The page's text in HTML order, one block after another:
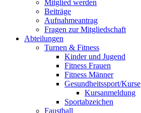
Mitglied werden
Beiträge
Aufnahmeantrag
Fragen zur Mitgliedschaft
Abteilungen
Turnen & Fitness
Kinder und Jugend
Fitness Frauen
Fitness Männer
Gesundheitssport/Kurse
Kursanmeldung
Sportabzeichen
Faustball